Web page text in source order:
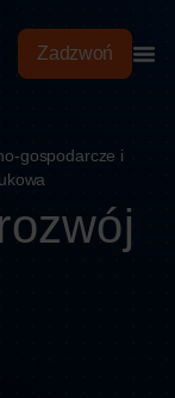
Zadzwoń
gospodarcze i